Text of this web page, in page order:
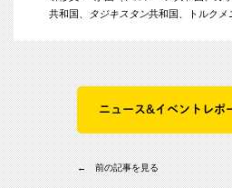
共和国、
タジキスタン共和国、トルクメ
ニュース&イベントレポ
← 前の記事を見る